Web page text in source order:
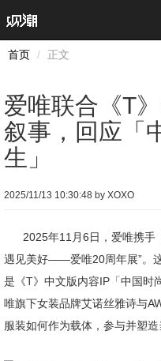
首页
正文
爱唯联合《T
叙事，回应「
生」
2025/11/13 10:30:48 by XOXO
2025年11月6日，爱唯携手
遇见美好——爱唯20周年展”。
是《T》中文版内容IP「中国时
唯旗下女装品牌艾诺丝雅诗与
服装如何作为载体，参与并塑造